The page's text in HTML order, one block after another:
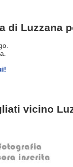
di Luzzana
vicino